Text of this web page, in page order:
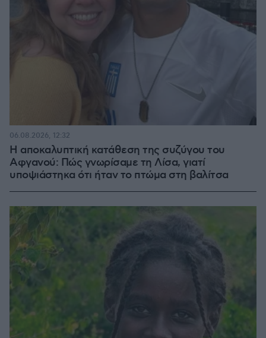
Η αποκαλυπτική κατάθεση της συζύγου του
Αφγανού: Πώς γνωρίσαμε τη Λίσα, γιατί
υποψιάστηκα ότι ήταν το πτώμα στη βαλίτσα
06.08.2026, 12:32